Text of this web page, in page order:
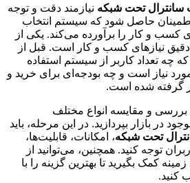
سانترال تحت شبکه نیازمند دقت و توجه
حاصل شود که سیستم انتخاب
کسب و کار را برآورده می‌کند. یکی از
دقیق نیازهای کسب و کار است. قبل از
چه تعداد کاربر از سیستم استفاده
نیاز است و چه بودجه‌ای برای خرید و
گرفته شده است.
بررسی و مقایسه انواع مختلف
در بازار بپردازید. در این مرحله، باید
تحت شبکه، امکانات، قابلیت‌ها،
توجه کنید. همچنین، می‌توانید از
کمک بگیرید تا بهترین گزینه را با
کنید.